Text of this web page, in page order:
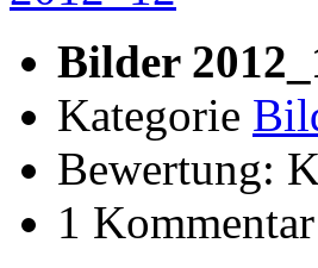
Bilder
Kategorie
Bewertung:
1 Kommentar